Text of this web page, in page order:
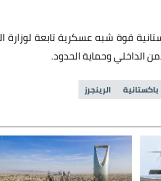
قوة شبه عسكرية تابعة لوزارة
الداخلي وحماية الحدود.
الرينجرز